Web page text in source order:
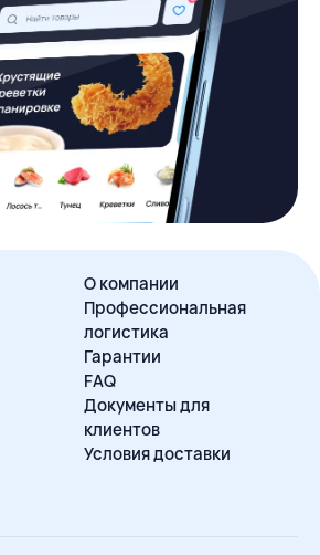
О компании
Профессиональная
логистика
Гарантии
FAQ
Документы для
клиентов
Условия доставки